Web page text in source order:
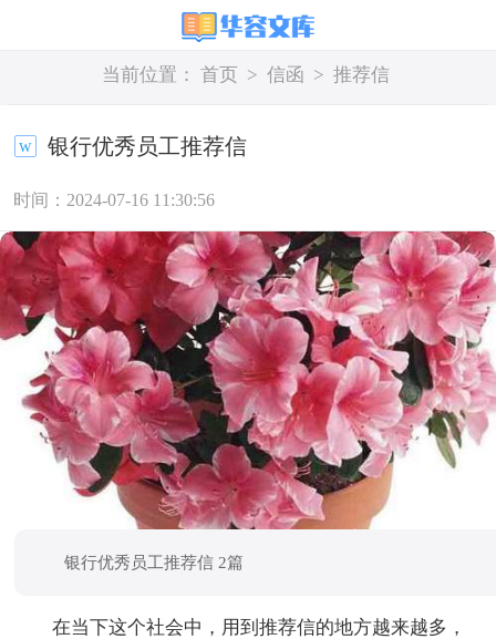
当前位置： 首页 > 信函 > 推荐信
银行优秀员工推荐信
时间：2024-07-16 11:30:56
银行优秀员工推荐信 2篇
在当下这个社会中，用到推荐信的地方越来越多，